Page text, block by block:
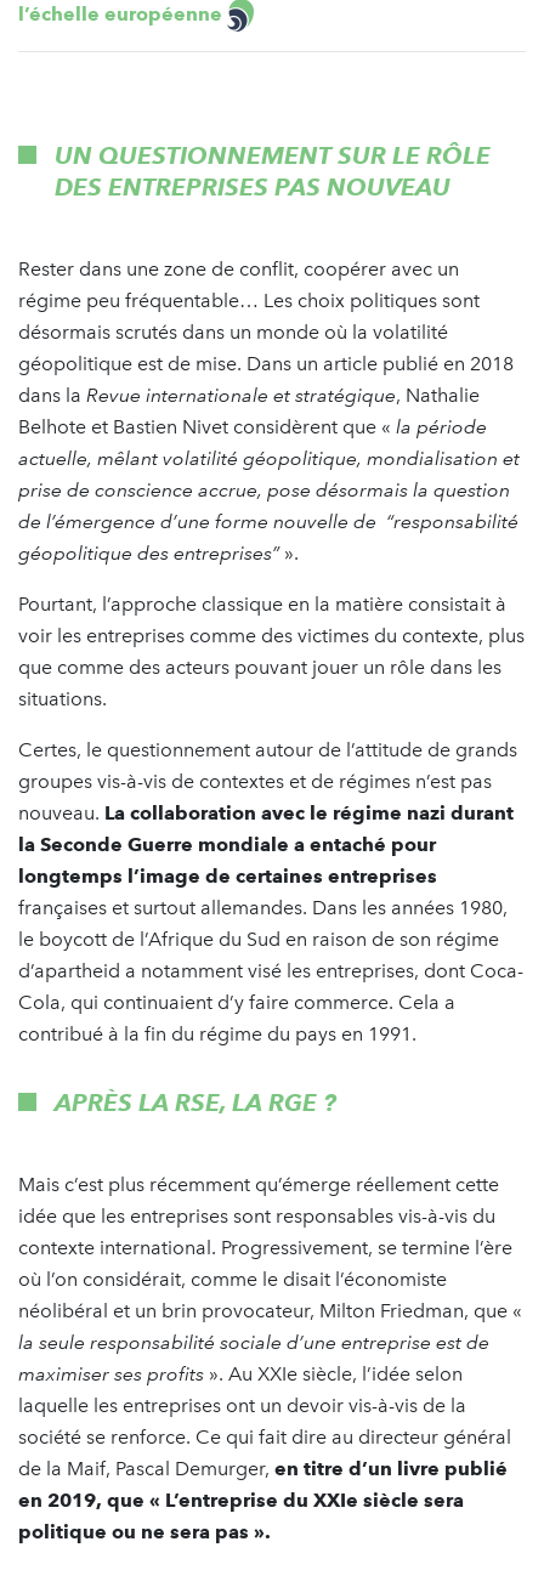
l’échelle européenne
UN QUESTIONNEMENT SUR LE RÔLE
DES ENTREPRISES PAS NOUVEAU
Rester dans une zone de conflit, coopérer avec un
régime peu fréquentable… Les choix politiques sont
désormais scrutés dans un monde où la volatilité
géopolitique est de mise. Dans un article publié en 2018
dans la Revue internationale et stratégique, Nathalie
Belhote et Bastien Nivet considèrent que « la période
actuelle, mêlant volatilité géopolitique, mondialisation et
prise de conscience accrue, pose désormais la question
de l’émergence d’une forme nouvelle de “responsabilité
géopolitique des entreprises” ».
Pourtant, l’approche classique en la matière consistait à
voir les entreprises comme des victimes du contexte, plus
que comme des acteurs pouvant jouer un rôle dans les
situations.
Certes, le questionnement autour de l’attitude de grands
groupes vis-à-vis de contextes et de régimes n’est pas
nouveau. La collaboration avec le régime nazi durant
la Seconde Guerre mondiale a entaché pour
longtemps l’image de certaines entreprises
françaises et surtout allemandes. Dans les années 1980,
le boycott de l’Afrique du Sud en raison de son régime
d’apartheid a notamment visé les entreprises, dont Coca-
Cola, qui continuaient d’y faire commerce. Cela a
contribué à la fin du régime du pays en 1991.
APRÈS LA RSE, LA RGE ?
Mais c’est plus récemment qu’émerge réellement cette
idée que les entreprises sont responsables vis-à-vis du
contexte international. Progressivement, se termine l’ère
où l’on considérait, comme le disait l’économiste
néolibéral et un brin provocateur, Milton Friedman, que «
la seule responsabilité sociale d’une entreprise est de
maximiser ses profits ». Au XXIe siècle, l’idée selon
laquelle les entreprises ont un devoir vis-à-vis de la
société se renforce. Ce qui fait dire au directeur général
de la Maif, Pascal Demurger, en titre d’un livre publié
en 2019, que « L’entreprise du XXIe siècle sera
politique ou ne sera pas ».